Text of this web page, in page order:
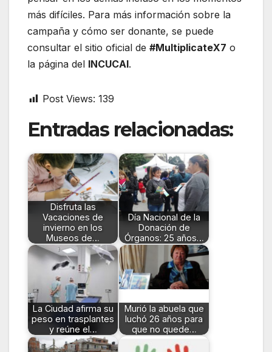
más difíciles. Para más información sobre la
campaña y cómo ser donante, se puede
consultar el sitio oficial de #MultiplicateX7 o
la página del INCUCAI.
Post Views: 139
Entradas relacionadas:
Disfruta las
Vacaciones de
invierno en los
Museos de…
Día Nacional de la
Donación de
Órganos: 25 años…
La Ciudad afirma su
peso en trasplantes
y reúne el…
Murió la abuela que
luchó 26 años para
que no quede…